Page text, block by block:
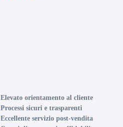
Elevato orientamento al cliente
Processi sicuri e trasparenti
Eccellente servizio post-vendita